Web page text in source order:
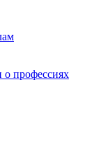
профессиях